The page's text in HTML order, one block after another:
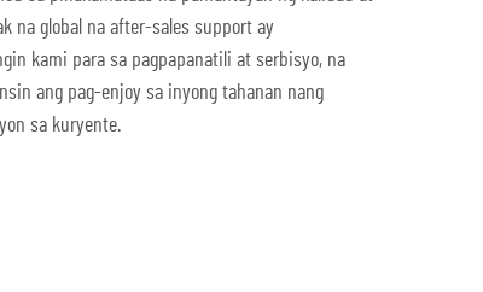
na global na after-sales support ay
kami para sa pagpapanatili at serbisyo, na
ang pag-enjoy sa inyong tahanan nang
sa kuryente.